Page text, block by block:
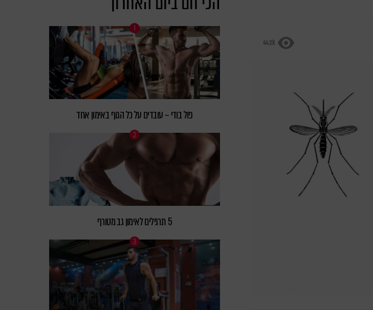
44.2k
פול בודי – עובדים על כל הגוף באימון אחד
5 תרגילים לאימון גב מטורף